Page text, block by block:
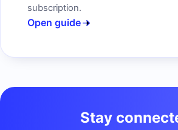
subscription.
Open guide
Stay